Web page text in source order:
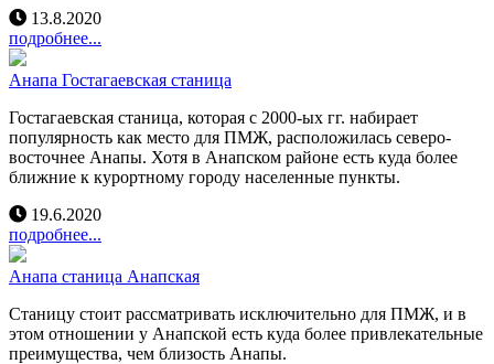
13.8.2020
подробнее...
Анапа Гостагаевская станица
Гостагаевская станица, которая с 2000-ых гг. набирает
популярность как место для ПМЖ, расположилась северо-
восточнее Анапы. Хотя в Анапском районе есть куда более
ближние к курортному городу населенные пункты.
19.6.2020
подробнее...
Анапа станица Анапская
Станицу стоит рассматривать исключительно для ПМЖ, и в
этом отношении у Анапской есть куда более привлекательные
преимущества, чем близость Анапы.